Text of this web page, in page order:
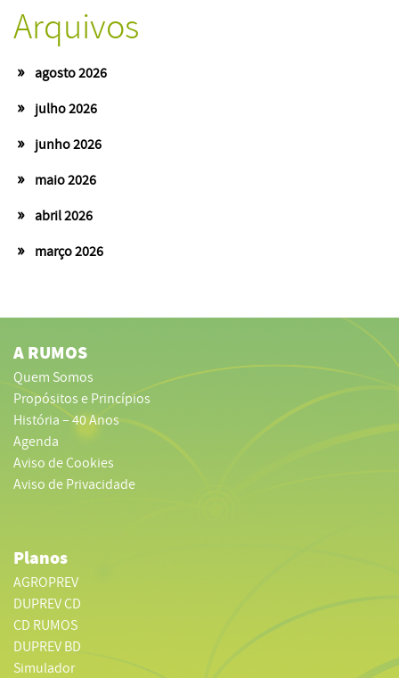
Arquivos
agosto 2026
julho 2026
junho 2026
maio 2026
abril 2026
março 2026
A RUMOS
Quem Somos
Propósitos e Princípios
História – 40 Anos
Agenda
Aviso de Cookies
Aviso de Privacidade
Planos
AGROPREV
DUPREV CD
CD RUMOS
DUPREV BD
Simulador